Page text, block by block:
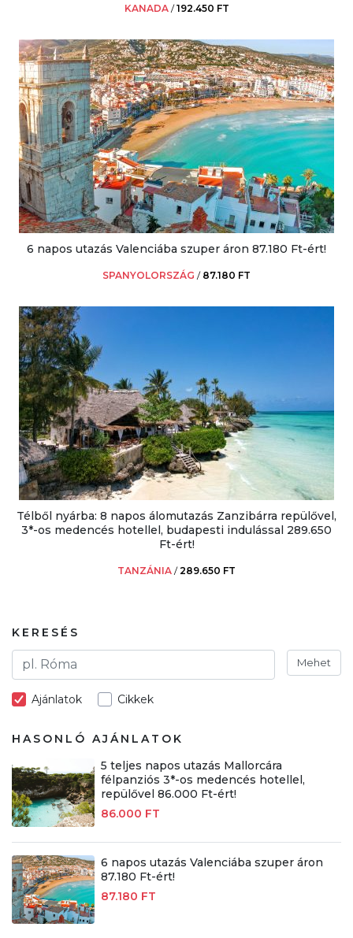
KANADA /192.450 FT
6 napos utazás Valenciába szuper áron 87.180 Ft-ért!
SPANYOLORSZÁG / 87.180 FT
Télből nyárba: 8 napos álomutazás Zanzibárra repülővel,
3*-os medencés hotellel, budapesti indulással 289.650
Ft-ért!
TANZÁNIA /289.650 FT
KERESÉS
Mehet
Ajánlatok Cikkek
HASONLÓ AJÁNLATOK
5 teljes napos utazás Mallorcára
félpanziós 3*-os medencés hotellel,
repülővel 86.000 Ft-ért!
86.000 FT
6 napos utazás Valenciába szuper áron
87.180 Ft-ért!
87.180 FT